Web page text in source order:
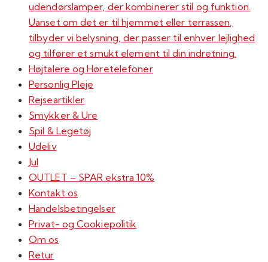
udendørslamper, der kombinerer stil og funktion.
Uanset om det er til hjemmet eller terrassen,
tilbyder vi belysning, der passer til enhver lejlighed
og tilfører et smukt element til din indretning.
Højtalere og Høretelefoner
Personlig Pleje
Rejseartikler
Smykker & Ure
Spil & Legetøj
Udeliv
Jul
OUTLET – SPAR ekstra 10%
Kontakt os
Handelsbetingelser
Privat- og Cookiepolitik
Om os
Retur